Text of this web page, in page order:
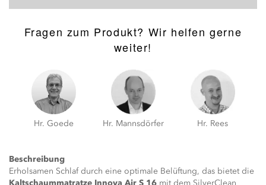
Fragen zum Produkt? Wir helfen gerne
weiter!
Hr. Goede Hr. Mannsdörfer Hr. Rees
Beschreibung
Erholsamen Schlaf durch eine optimale Belüftung, das bietet die
Kaltschaummatratze Innova Air S 16 mit dem SilverClean